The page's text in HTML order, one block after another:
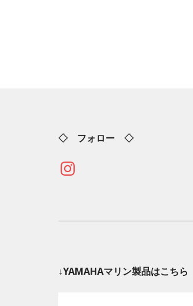
◇ フォロー ◇
Instagram
↓YAMAHAマリン製品はこちら